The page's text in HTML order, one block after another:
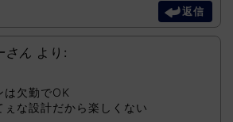
返信
さん より:
は欠勤でOK
な設計だから楽しくない